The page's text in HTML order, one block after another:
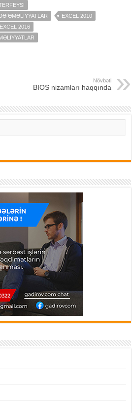
ƏMƏLIYYATLAR
EXCEL 2010
2016
Növbəti
BIOS nizamları haqqında